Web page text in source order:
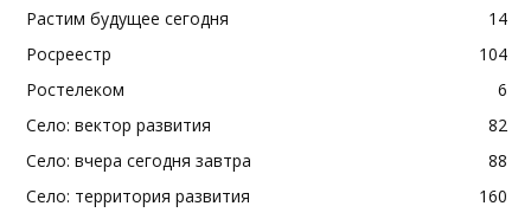
Растим будущее сегодня
14
Росреестр
104
Ростелеком
6
Село: вектор развития
82
Село: вчера сегодня завтра
88
Село: территория развития
160